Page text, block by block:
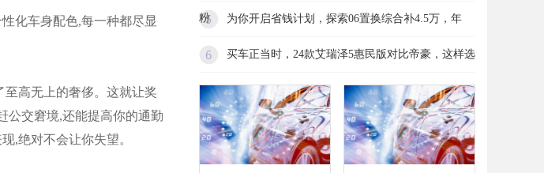
化车身配色,每一种都尽显
高无上的奢侈。这就让奖
公交窘境,还能提高你的通勤
,绝对不会让你失望。
粉 为你开启省钱计划，探索06置换综合补4.5万，年
买车正当时，24款艾瑞泽5惠民版对比帝豪，这样选